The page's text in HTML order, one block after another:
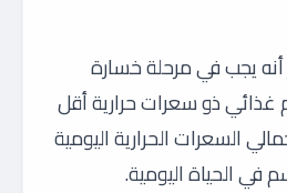
أنه يجب في مرحلة خسارة
غذائي ذو سعرات حرارية أقل
إجمالي السعرات الحرارية اليومية
في الحياة اليومية.